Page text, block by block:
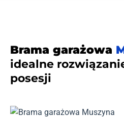
Brama garażowa
idealne
posesji